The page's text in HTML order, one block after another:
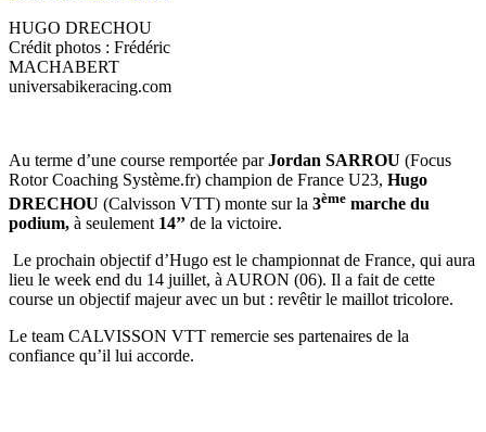
HUGO DRECHOU
Crédit photos : Frédéric
MACHABERT
universabikeracing.com
Au terme d’une course remportée parJordan SARROU (Focus
Rotor Coaching Système.fr) champion de France U23, Hugo
DRECHOU (Calvisson VTT) monte sur la 3ème marche du
podium, à seulement 14’’ de la victoire.
Le prochain objectif d’Hugo est le championnat de France, qui aura
lieu le week end du 14 juillet, à AURON (06). Il a fait de cette
course un objectif majeur avec un but : revêtir le maillot tricolore.
Le team CALVISSON VTT remercie ses partenaires de la
confiance qu’il lui accorde.